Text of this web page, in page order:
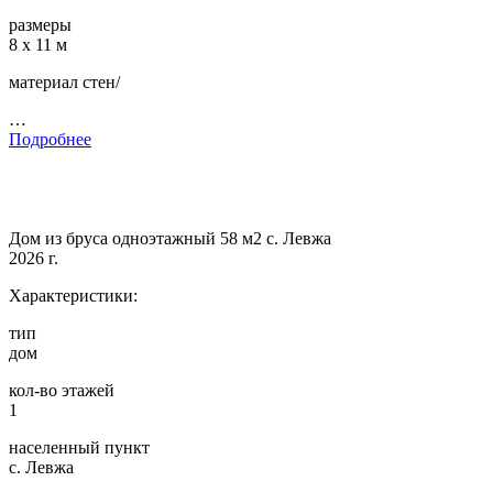
размеры
8 х 11 м
материал стен/
…
Подробнее
Дом из бруса одноэтажный 58 м2 с. Левжа
2026 г.
Характеристики:
тип
дом
кол-во этажей
1
населенный пункт
с. Левжа